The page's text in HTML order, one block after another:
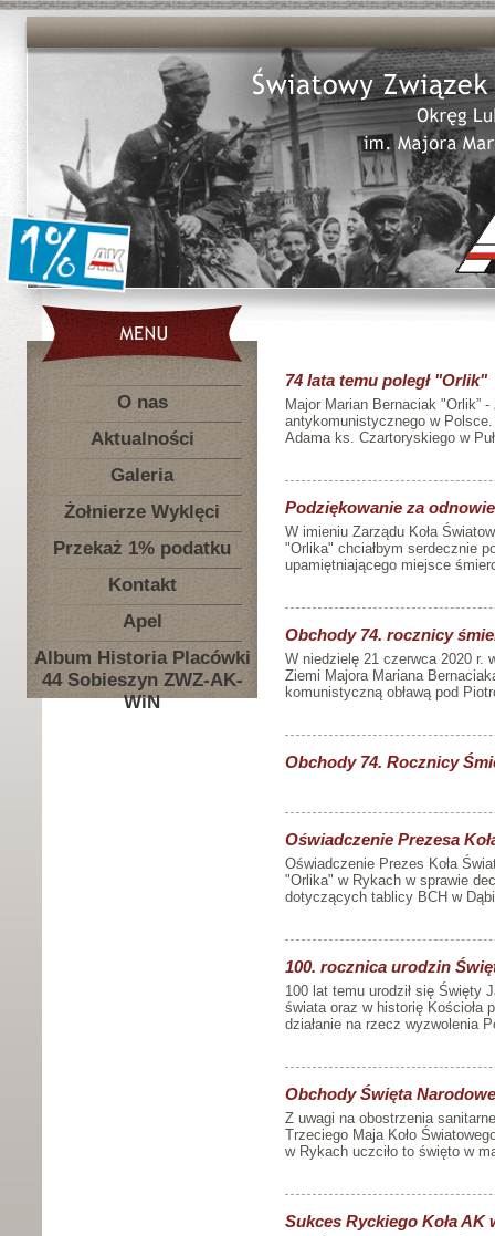
O nas
Aktualności
Galeria
Żołnierze Wyklęci
Przekaż 1% podatku
Kontakt
Apel
Album Historia Placówki
44 Sobieszyn ZWZ-AK-
WiN
74 lata temu poległ "Orlik"
Major Marian Bernaciak "Orlik”
antykomunistycznego w
Adama ks. Czartoryskiego w
Podziękowanie za
W imieniu Zarządu Koła
"Orlika" chciałbym serdecznie
upamiętniającego miejsce
Obchody 74. rocznicy
W niedzielę 21 czerwca 2020 r.
Ziemi Majora Mariana
komunistyczną obławą pod
Obchody 74. Rocznicy
Oświadczenie Prezesa
Oświadczenie Prezes Koła
"Orlika" w Rykach w sprawie
dotyczących tablicy BCH w
100. rocznica urodzin
100 lat temu urodził się Święty
świata oraz w historię Kościoła
działanie na rzecz wyzwolenia
Obchody Święta
Z uwagi na obostrzenia
Trzeciego Maja Koło
w Rykach uczciło to święto w
Sukces Ryckiego Koła AK